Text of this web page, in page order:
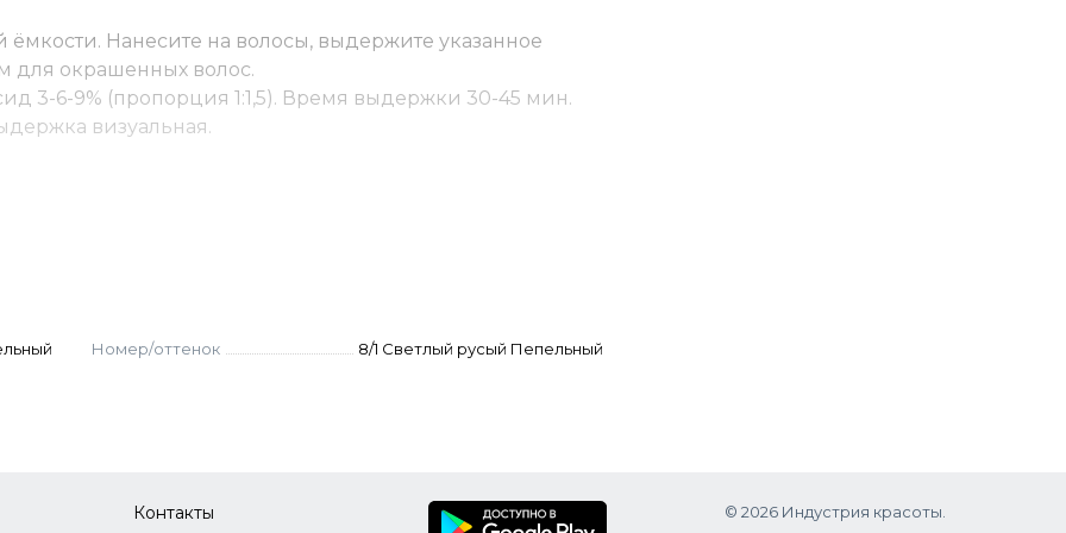
Нанесите на волосы, выдержите указанное
для окрашенных волос.
3-6-9% (пропорция 1:1,5). Время выдержки 30-45 мин.
визуальная.
распределить эмульгирующей техникой.
Номер/оттенок 8/1 Светлый русый Пепельный
Контакты
© 2026 Индустрия красоты.